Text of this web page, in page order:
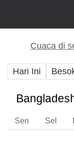
Cuaca di
Hari Ini
Sen Sel